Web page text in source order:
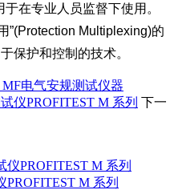
在专业人员监督下使用。
”(Protection Multiplexing)的
保护和控制的技术。
电气安规测试仪器
仪PROFITEST M 系列 下一
M 系列